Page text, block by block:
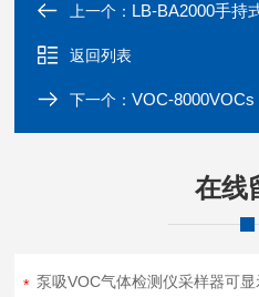
上一个： LB-BA2000手持式
返回列表
下一个：VOC-8000VOCs
在线